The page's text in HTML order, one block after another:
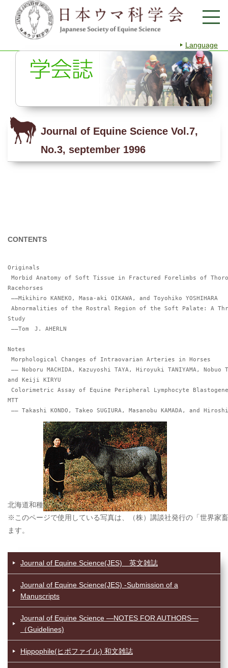
Language
Journal of Equine Science Vol.7,
No.3, september 1996
CONTENTS
Originals
Racehorses
Study
Notes
and Keiji KIRYU
MTT
―― Takashi KONDO, Takeo SUGIURA, Masanobu KAMADA, and Hiroshi
北海道和種
※このページで使用している写真は、（株）講談社発行の「世界家
ます。
Journal of Equine Science(JES) 英文雑誌
Journal of Equine Science(JES) -Submission of a
Manuscripts
Journal of Equine Science —NOTES FOR AUTHORS—
（Guidelines)
Hippophile(ヒポファイル) 和文雑誌